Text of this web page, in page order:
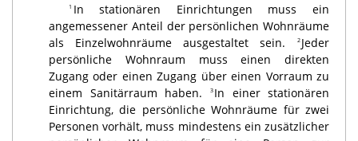
1 In stationären Einrichtungen muss ein
angemessener Anteil der persönlichen Wohnräume
als Einzelwohnräume ausgestaltet sein.
2 Jeder
persönliche Wohnraum muss einen direkten
Zugang oder einen Zugang über einen Vorraum zu
einem Sanitärraum haben.
3 In einer stationären
Einrichtung, die persönliche Wohnräume für zwei
Personen vorhält, muss mindestens ein zusätzlicher